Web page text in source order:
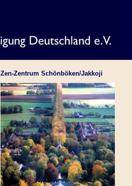
Zen-Zentrum Schönböken/Jakkoji